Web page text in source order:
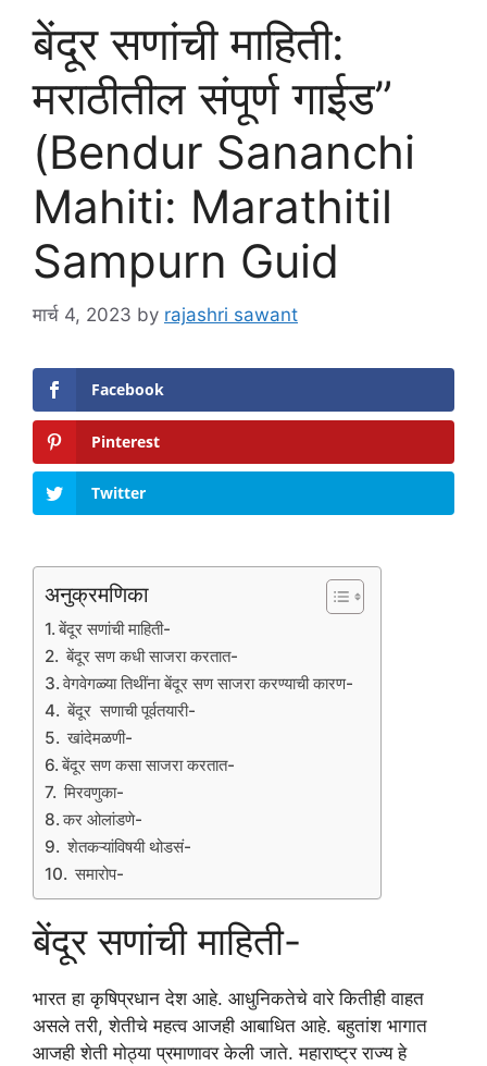
बेंदूर सणांची माहिती:
मराठीतील संपूर्ण गाईड”
(Bendur Sananchi
Mahiti: Marathitil
Sampurn Guid
मार्च 4, 2023 by rajashri sawant
Facebook
Pinterest
Twitter
अनुक्रमणिका
बेंदूर सणांची माहिती-
बेंदूर सण कधी साजरा करतात-
वेगवेगळ्या तिथींना बेंदूर सण साजरा करण्याची कारण-
बेंदूर सणाची पूर्वतयारी-
खांदेमळणी-
बेंदूर सण कसा साजरा करतात-
मिरवणुका-
कर ओलांडणे-
शेतकऱ्यांविषयी थोडसं-
समारोप-
बेंदूर सणांची माहिती-
भारत हा कृषिप्रधान देश आहे. आधुनिकतेचे वारे कितीही वाहत
असले तरी, शेतीचे महत्व आजही आबाधित आहे. बहुतांश भागात
आजही शेती मोठ्या प्रमाणावर केली जाते. महाराष्ट्र राज्य हे